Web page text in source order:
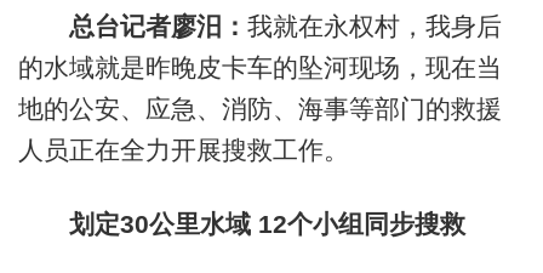
总台记者廖汨 ： 我就在永权村，我身后
的水域就是昨晚皮卡车的坠河现场，现在当
地的公安、应急、消防、海事等部门的救援
人员正在全力开展搜救工作。
划定30公里水域 12个小组同步搜救